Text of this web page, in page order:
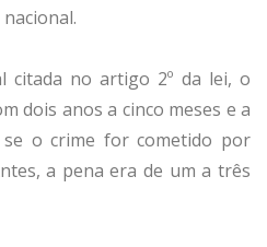
citada no artigo 2º da lei, o
dois anos a cinco meses e a
o crime for cometido por
a pena era de um a três